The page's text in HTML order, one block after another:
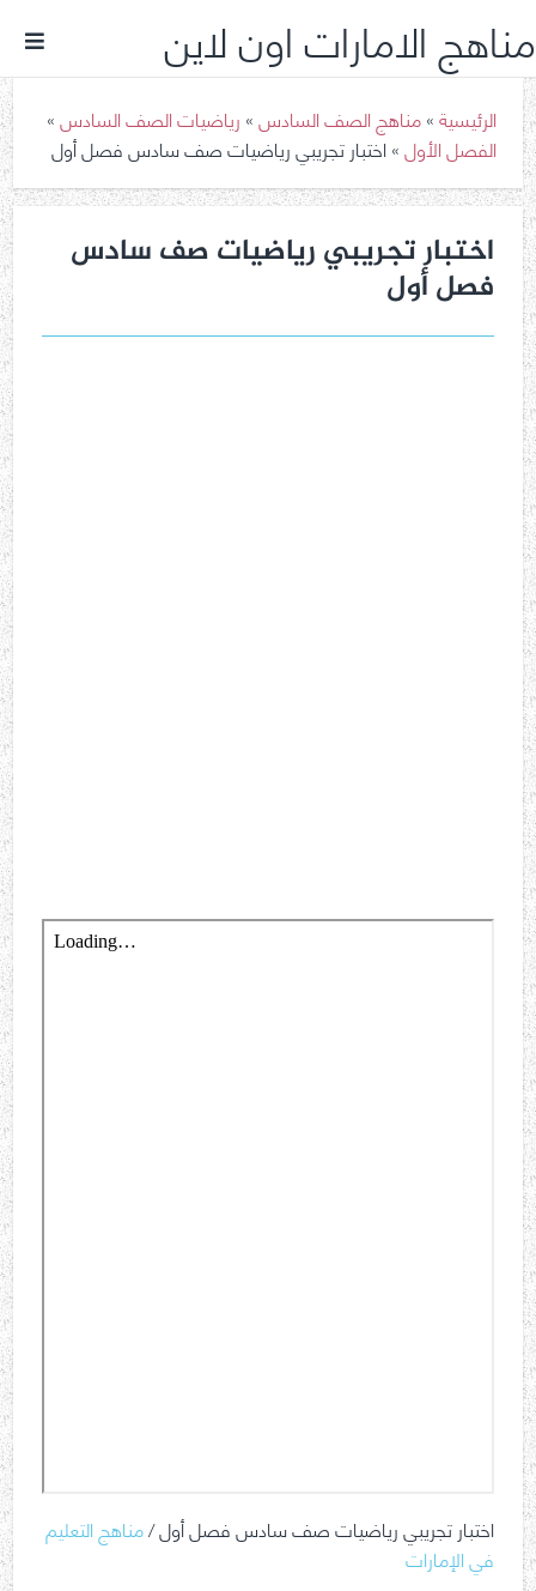
مناهج الامارات اون لاين
الرئيسية»مناهج الصف السادس»رياضيات الصف السادس»
الفصل الأول»اختبار تجريبي رياضيات صف سادس فصل أول
اختبار تجريبي رياضيات صف سادس
فصل أول
اختبار تجريبي رياضيات صف سادس فصل أول /مناهج التعليم
في الإمارات